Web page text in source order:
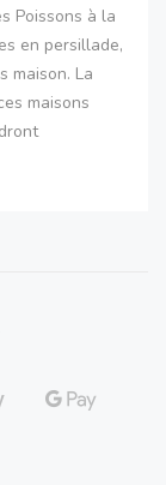
Poissons à la
en persillade,
maison. La
maisons